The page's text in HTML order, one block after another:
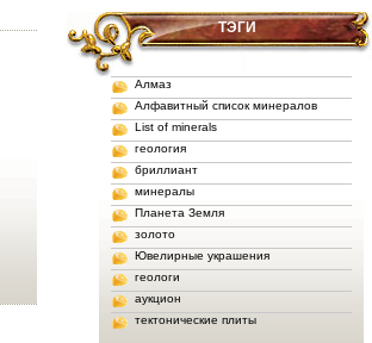
ТЭГИ
Алмаз
Алфавитный список минералов
List of minerals
геология
бриллиант
минералы
Планета Земля
золото
Ювелирные украшения
геологи
аукцион
тектонические плиты